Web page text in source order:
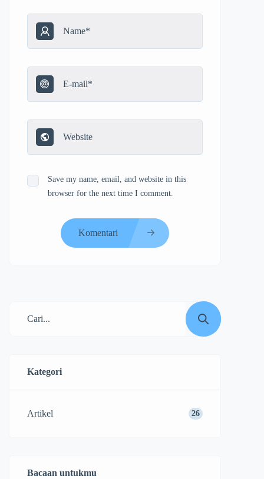
Save my name, email, and website in this
browser for the next time I comment.
Komentari
Kategori
Artikel 26
Bacaan untukmu